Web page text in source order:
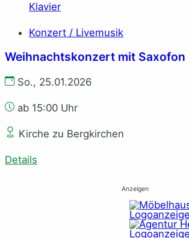
Konzert / Livemusik
Weihnachtskonzert mit Saxofon
So., 25.01.2026
ab 15:00 Uhr
Kirche zu Bergkirchen
Details
Anzeigen